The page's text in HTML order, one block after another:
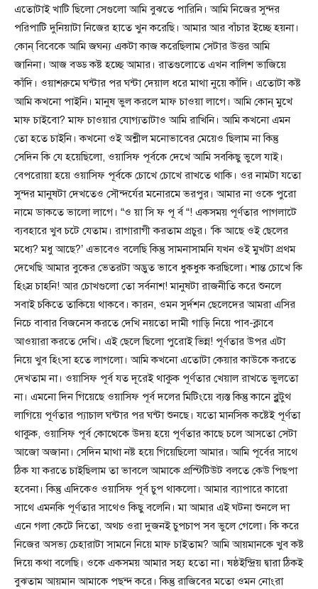
এতোটাই খাটি ছিলো সেগুলো আমি বুঝতে পারিনি। আমি নিজের সুন্দর
পরিপাটি দুনিয়াটা নিজের হাতে খুন করেছি। আমার আর বাঁচার ইচ্ছে হয়না।
কোন্ বিবেকে আমি জঘন্য একটা কাজ করেছিলাম সেটার উত্তর আমি
জানিনা। আজ বড্ড কষ্ট হচ্ছে আমার। রাতগুলোতে এখন বালিশ ভাজিয়ে
কাঁদি। ওয়াশরুমে ঘন্টার পর ঘন্টা দেয়াল ধরে মাথা নুয়ে কাঁদি। এতোটা কষ্ট
আমি কখনো পাইনি। মানুষ ভুল করলে মাফ চাওয়া লাগে। আমি কোন্ মুখে
মাফ চাইবো? মাফ চাওয়ার যোগ্যতাটাও আমি রাখিনি। আমি কখনো এমন
তো হতে চাইনি। কখনো ওই অশ্লীল মনোভাবের মেয়েও ছিলাম না কিন্তু
সেদিন কি যে হয়েছিলো, ওয়াসিফ পূর্বকে দেখে আমি সবকিছু ভুলে যাই।
বেপরোয়া হয়ে ওয়াসিফ পূর্বকে চোখে চোখে রাখতে থাকি। ওর নামটা যতো
সুন্দর মানুষটা দেখতেও সৌন্দর্যের মনোরমে ভরপুর। আমার না ওকে পুরো
নামে ডাকতে ভালো লাগে। “ও য়া সি ফ পূ র্ব “! একসময় পূর্ণতার পাগলাটে
ব্যবহারে খুব চটে যেতাম। রাগারাগী করতাম প্রচুর। ‘কি আছে ওই ছেলের
মধ্যে? মধু আছে?’ এভাবেও বলেছি কিন্তু সামনাসামনি যখন ওই মুখটা প্রথম
দেখেছি আমার বুকের ভেতরটা অদ্ভুত ভাবে ধুকধুক করছিলো। শান্ত চোখে কি
হিংস্র চাহনি! আর চোখগুলো তো সর্বনাশ! মানুষটা রাজনীতি করে শুনলে
সবাই চকিতে তাকিয়ে থাকবে। কারন, ওমন সুর্দশন ছেলেদের আমরা এসির
নিচে বাবার বিজনেস করতে দেখি নয়তো দামী গাড়ি নিয়ে পাব-ক্লাবে
আওয়ারা করতে দেখি। এই ছেলে ছিলো পুরোই ভিন্ন! পূর্ণতার উপর এটা
নিয়ে খুব হিংসা হতে লাগলো। আমি কখনো এতোটা কেয়ার কাউকে করতে
দেখতাম না। ওয়াসিফ পূর্ব যত দূরেই থাকুক পূর্ণতার খেয়াল রাখতে ভুলতো
না। এমনো দিন গিয়েছে ওয়াসিফ পূর্ব দলের মিটিংয়ে ব্যস্ত কিন্তু কানে ব্লুটুথ
লাগিয়ে পূর্ণতার প্যাচাল ঘন্টার পর ঘন্টা শুনছে। যতো মানসিক কষ্টেই পূর্ণতা
থাকুক, ওয়াসিফ পূর্ব কোত্থেকে উদয় হয়ে পূর্ণতার কাছে চলে আসতো সেটা
আজো অজানা। সেদিন মাথা নষ্ট হয়ে গিয়েছিলো আমার। আমি পূর্বের সাথে
ঠিক যা করতে চাইছিলাম তা ভাবলে আমাকে প্রস্টিটিউট বলতে কেউ পিছপা
হবেনা। কিন্তু এদিকেও ওয়াসিফ পূর্ব চুপ থাকলো। আমার ব্যাপারে কারো
সাথে এমনকি পূর্ণতার সাথেও কিছু বলেনি। মা আমার এই ঘটনা শুনলে দা
এনে গলা কেটে দিতো, অথচ ওরা দুজনই চুপচাপ সব ভুলে গেলো। কি করে
নিজের অসভ্য চেহারাটা সামনে নিয়ে মাফ চাইতাম? আমি আয়মানকে খুব কষ্ট
দিয়ে কথা বলেছি। ওকে একসময় আমার সহ্য হতো না। ষষ্ঠইন্দ্রিয় দ্বারা ঠিকই
বুঝতাম আয়মান আমাকে পছন্দ করে। কিন্তু রাজিবের মতো ওমন নোংরা